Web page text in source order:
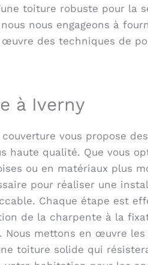
toiture robuste pour la
nous engageons à
des techniques de
à Iverny
vous propose
haute qualité. Que vous
ou en matériaux plus
pour réaliser une
Chaque étape est
de la charpente à la
Nous mettons en œuvre les
toiture solide qui